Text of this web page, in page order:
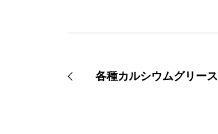
各種カルシウムグリース